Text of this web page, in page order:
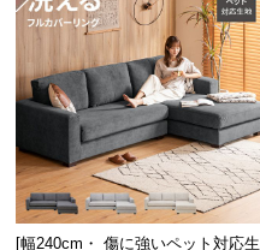
配
に
つ
て
小
型
[幅240cm・ 傷に強いペット対応生